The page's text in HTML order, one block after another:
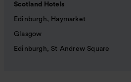
Scotland Hotels
Edinburgh, Haymarket
Glasgow
Edinburgh, St Andrew Square